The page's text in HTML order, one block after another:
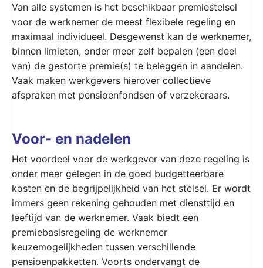
Van alle systemen is het beschikbaar premiestelsel
voor de werknemer de meest flexibele regeling en
maximaal individueel. Desgewenst kan de werknemer,
binnen limieten, onder meer zelf bepalen (een deel
van) de gestorte premie(s) te beleggen in aandelen.
Vaak maken werkgevers hierover collectieve
afspraken met pensioenfondsen of verzekeraars.
Voor- en nadelen
Het voordeel voor de werkgever van deze regeling is
onder meer gelegen in de goed budgetteerbare
kosten en de begrijpelijkheid van het stelsel. Er wordt
immers geen rekening gehouden met diensttijd en
leeftijd van de werknemer. Vaak biedt een
premiebasisregeling de werknemer
keuzemogelijkheden tussen verschillende
pensioenpakketten. Voorts ondervangt de